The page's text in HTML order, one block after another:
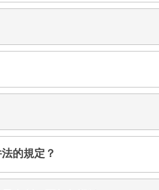
的規定？